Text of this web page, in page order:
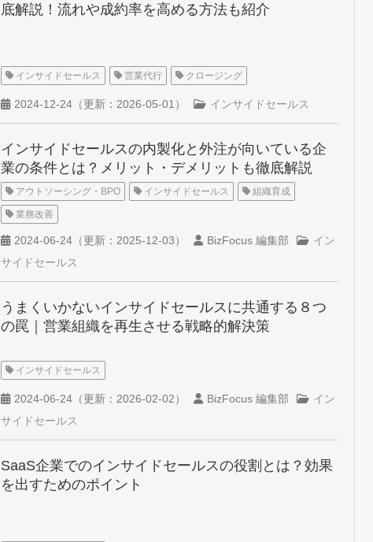
底解説！流れや成約率を高める方法も紹介
インサイドセールス 営業代行 クロージング
2024-12-24 （更新： 2026-05-01 ） インサイドセールス
インサイドセールスの内製化と外注が向いている企
業の条件とは？メリット・デメリットも徹底解説
アウトソーシング・BPO インサイドセールス 組織育成
業務改善
2024-06-24 （更新： 2025-12-03） BizFocus 編集部
イン
サイドセールス
うまくいかないインサイドセールスに共通する８つ
の罠｜営業組織を再生させる戦略的解決策
インサイドセールス
2024-06-24 （更新： 2026-02-02） BizFocus 編集部
イン
サイドセールス
SaaS企業でのインサイドセールスの役割とは？効果
を出すためのポイント